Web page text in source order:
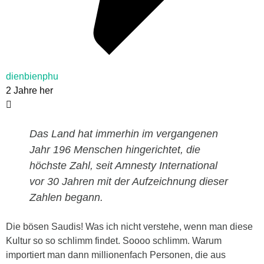
dienbienphu
2 Jahre her
Das Land hat immerhin im vergangenen
Jahr 196 Menschen hingerichtet, die
höchste Zahl, seit Amnesty International
vor 30 Jahren mit der Aufzeichnung dieser
Zahlen begann.
Die bösen Saudis! Was ich nicht verstehe, wenn man diese
Kultur so so schlimm findet. Soooo schlimm. Warum
importiert man dann millionenfach Personen, die aus